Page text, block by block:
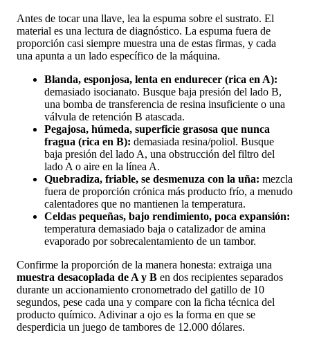
Antes de tocar una llave, lea la espuma sobre el sustrato. El
material es una lectura de diagnóstico. La espuma fuera de
proporción casi siempre muestra una de estas firmas, y cada
una apunta a un lado específico de la máquina.
Blanda, esponjosa, lenta en endurecer (rica en A):
demasiado isocianato. Busque baja presión del lado B,
una bomba de transferencia de resina insuficiente o una
válvula de retención B atascada.
Pegajosa, húmeda, superficie grasosa que nunca
fragua (rica en B): demasiada resina/poliol. Busque
baja presión del lado A, una obstrucción del filtro del
lado A o aire en la línea A.
Quebradiza, friable, se desmenuza con la uña: mezcla
fuera de proporción crónica más producto frío, a menudo
calentadores que no mantienen la temperatura.
Celdas pequeñas, bajo rendimiento, poca expansión:
temperatura demasiado baja o catalizador de amina
evaporado por sobrecalentamiento de un tambor.
Confirme la proporción de la manera honesta: extraiga una
muestra desacoplada de A y B en dos recipientes separados
durante un accionamiento cronometrado del gatillo de 10
segundos, pese cada una y compare con la ficha técnica del
producto químico. Adivinar a ojo es la forma en que se
desperdicia un juego de tambores de 12.000 dólares.